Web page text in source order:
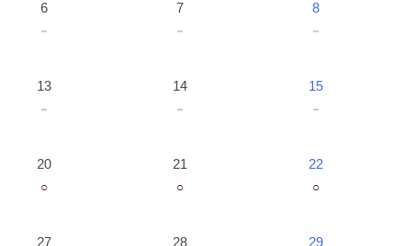
6
－
7
－
8
－
13
－
14
－
15
－
20
○
21
○
22
○
27
28
29